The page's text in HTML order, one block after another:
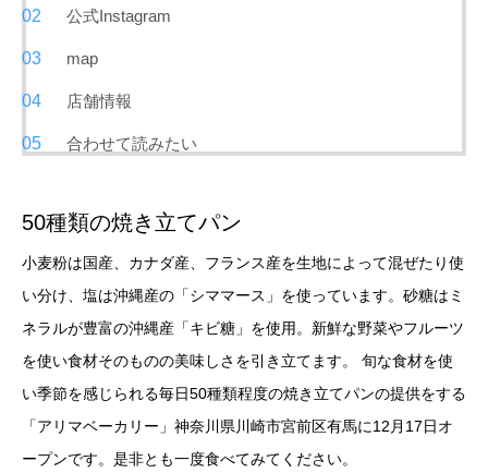
公式Instagram
map
店舗情報
合わせて読みたい
50種類の焼き立てパン
小麦粉は国産、カナダ産、フランス産を生地によって混ぜたり使
い分け、塩は沖縄産の「シママース」を使っています。砂糖はミ
ネラルが豊富の沖縄産「キビ糖」を使用。新鮮な野菜やフルーツ
を使い食材そのものの美味しさを引き立てます。 旬な食材を使
い季節を感じられる毎日50種類程度の焼き立てパンの提供をする
「アリマベーカリー」神奈川県川崎市宮前区有馬に12月17日オ
ープンです。是非とも一度食べてみてください。